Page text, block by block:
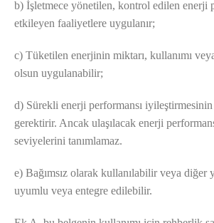
b) İşletmece yönetilen, kontrol edilen enerji
etkileyen faaliyetlere uygulanır;
c) Tüketilen enerjinin miktarı, kullanımı
olsun uygulanabilir;
d) Sürekli enerji performansı
gerektirir. Ancak ulaşılacak enerji
seviyelerini tanımlamaz.
e) Bağımsız olarak kullanılabilir veya diğer
uyumlu veya entegre edilebilir.